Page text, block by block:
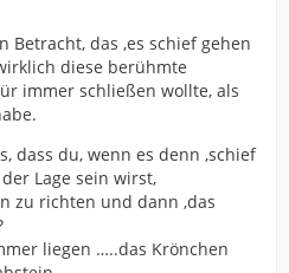
das ‚es schief gehen
diese berühmte
immer schließen wollte, als
dass du, wenn es denn ‚schief
Lage sein wirst,
zu richten und dann ‚das
liegen …..das Krönchen